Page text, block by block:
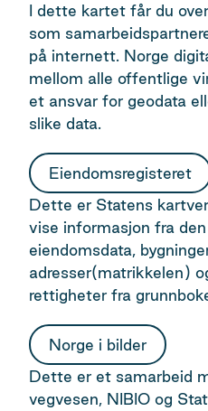
I dette kartet får du
som
på internett. Norge
mellom alle offentlige
et ansvar for geodata
slike data.
Eiendomsregisteret
Dette er Statens
vise informasjon fra
eiendomsdata,
adresser(matrikkelen)
rettigheter fra
Norge i bilder
Dette er et samarbeid
vegvesen, NIBIO og